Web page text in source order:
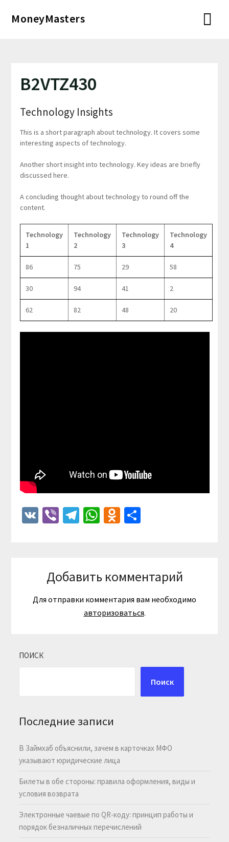
MoneyMasters
B2VTZ430
Technology Insights
This is a short paragraph about technology. It covers some
interesting aspects of technology.
Another short insight into technology. Key ideas are briefly
discussed here.
A concluding thought about technology to round off the
content.
Technology
1
Technology
2
Technology
3
Technology
4
86 75 29 58
30 94 41 2
62 82 48 20
VKViberTelegram
WhatsApp
Odnoklassniki
Отправить
Добавить комментарий
Для отправки комментария вам необходимо
авторизоваться.
ПОИСК
Поиск
Последние записи
В Займхаб объяснили, зачем в карточках МФО
указывают юридические лица
Билеты в обе стороны: правила оформления, виды и
условия возврата
Электронные чаевые по QR-коду: принцип работы и
порядок безналичных перечислений